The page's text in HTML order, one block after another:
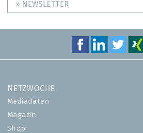
» NEWSLETTER
NETZWOCHE
Mediadaten
Magazin
Shop